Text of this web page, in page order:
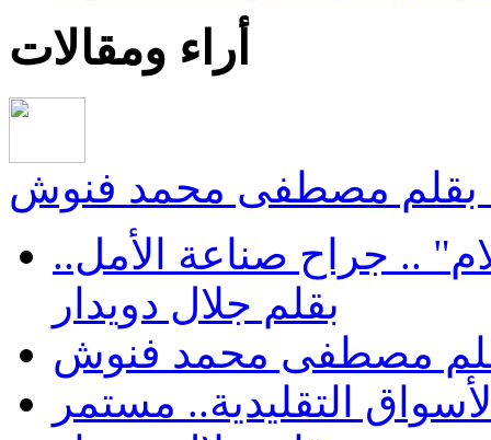
أراء ومقالات
.. بقلم مصطفى محمد فنوش
هل تشفي عودة‮ "رحلات الأحلام‮" .. ‬جراح صناعة الأمل..
بقلم جلال دويدار
بقلم مصطفى محمد فنوش
التقليدية.. مستمر